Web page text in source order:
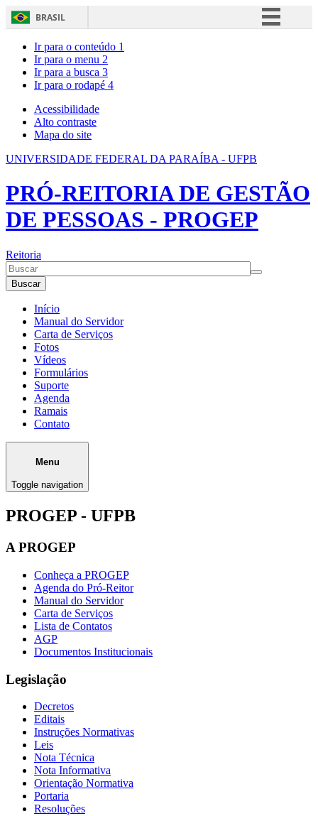
BRASIL
Canais
Ir para o conteúdo 1
Ir para o menu 2
Ir para a busca 3
Ir para o rodapé 4
Acessibilidade
Alto contraste
Mapa do site
UNIVERSIDADE FEDERAL DA PARAÍBA - UFPB
PRÓ-REITORIA DE GESTÃO
DE PESSOAS - PROGEP
Reitoria
Buscar
Início
Manual do Servidor
Carta de Serviços
Fotos
Vídeos
Formulários
Suporte
Agenda
Ramais
Contato
Menu
Toggle navigation
PROGEP - UFPB
A PROGEP
Conheça a PROGEP
Agenda do Pró-Reitor
Manual do Servidor
Carta de Serviços
Lista de Contatos
AGP
Documentos Institucionais
Legislação
Decretos
Editais
Instruções Normativas
Leis
Nota Técnica
Nota Informativa
Orientação Normativa
Portaria
Resoluções